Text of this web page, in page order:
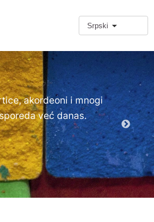
Srpski
akordeoni i mnogi
već danas.
Dodatni
Demo